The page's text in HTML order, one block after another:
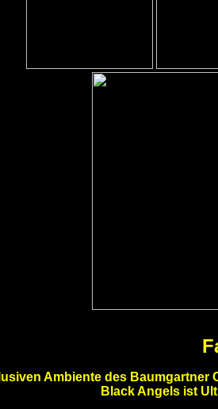
Ambiente des
Black Angels ist